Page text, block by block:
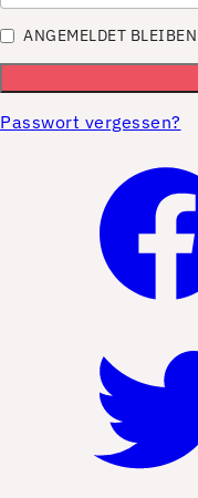
ANGEMELDET BLEIBEN
Passwort vergessen?